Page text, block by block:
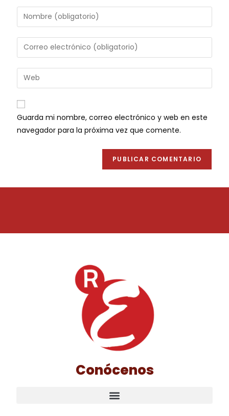
Guarda mi nombre, correo electrónico y web en este
navegador para la próxima vez que comente.
Conócenos